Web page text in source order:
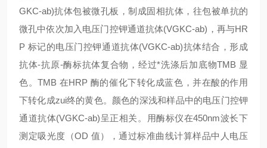
GKC-ab)抗体包被微孔板，制成固相抗体，往包被单抗的
微孔中依次加入电压门控钾通道抗体(VGKC-ab)，再与HR
P 标记的电压门控钾通道抗体(VGKC-ab)抗体结合，形成
抗体-抗原-酶标抗体复合物，经过*洗涤后加底物TMB 显
色。TMB 在HRP 酶的催化下转化成蓝色，并在酸的作用
下转化成zui终的黄色。颜色的深浅和样品中的电压门控钾
通道抗体(VGKC-ab)呈正相关。用酶标仪在450nm波长下
测定吸光度（OD 值），通过标准曲线计算样品中人电压